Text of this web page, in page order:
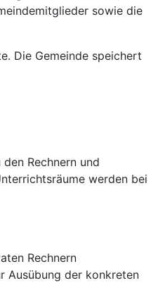
sowie die
Die Gemeinde speichert
Rechnern und
werden bei
Rechnern
Ausübung der konkreten